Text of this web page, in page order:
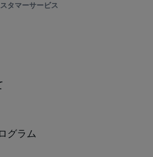
タマーサービス
グラム